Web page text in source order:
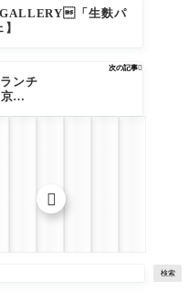
「生麩パ
次の記事
ンチ
都ラ
検索
